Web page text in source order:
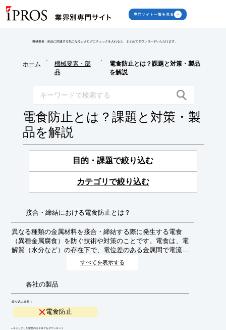
専門サイト一覧を見る
機械要素・部品に関連する気になるカタログにチェックを入れると、まとめてダウンロードいただけます。
ホーム
>
機械要素・部
品
>
電食防止とは？課題と対策・製品
を解説
電食防止とは？課題と対策・製
品を解説
目的・課題で絞り込む
カテゴリで絞り込む
接合・締結における電食防止とは？
異なる種類の金属材料を接合・締結する際に発生する電食
（異種金属腐食）を防ぐ技術や対策のことです。電食は、電
解質（水分など）の存在下で、電位差のある金属間で電流が
流れ、卑な金属が腐食する現象です。機械部品の信頼性や寿
すべてを表示する
各社の製品
絞り込み条件：
電食防止
​▼チェックした製品のカタログをダウンロード